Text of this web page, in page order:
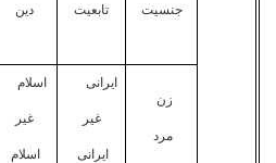
جنسیت تابعیت دین
زن
مرد
ایرانی
غیر
ایرانی
اسلام
غیر
اسلام